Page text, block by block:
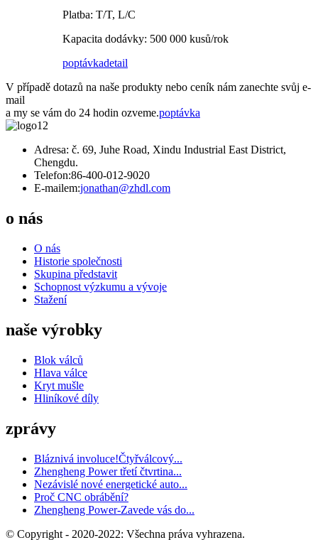
Platba: T/T, L/C
Kapacita dodávky: 500 000 kusů/rok
poptávkadetail
V případě dotazů na naše produkty nebo ceník nám zanechte svůj e-
mail
a my se vám do 24 hodin ozveme.poptávka
Adresa: č. 69, Juhe Road, Xindu Industrial East District,
Chengdu.
Telefon:86-400-012-9020
E-mailem:jonathan@zhdl.com
o nás
O nás
Historie společnosti
Skupina představit
Schopnost výzkumu a vývoje
Stažení
naše výrobky
Blok válců
Hlava válce
Kryt mušle
Hliníkové díly
zprávy
Bláznivá involuce!Čtyřválcový...
Zhengheng Power třetí čtvrtina...
Nezávislé nové energetické auto...
Proč CNC obrábění?
Zhengheng Power-Zavede vás do...
© Copyright - 2020-2022: Všechna práva vyhrazena.